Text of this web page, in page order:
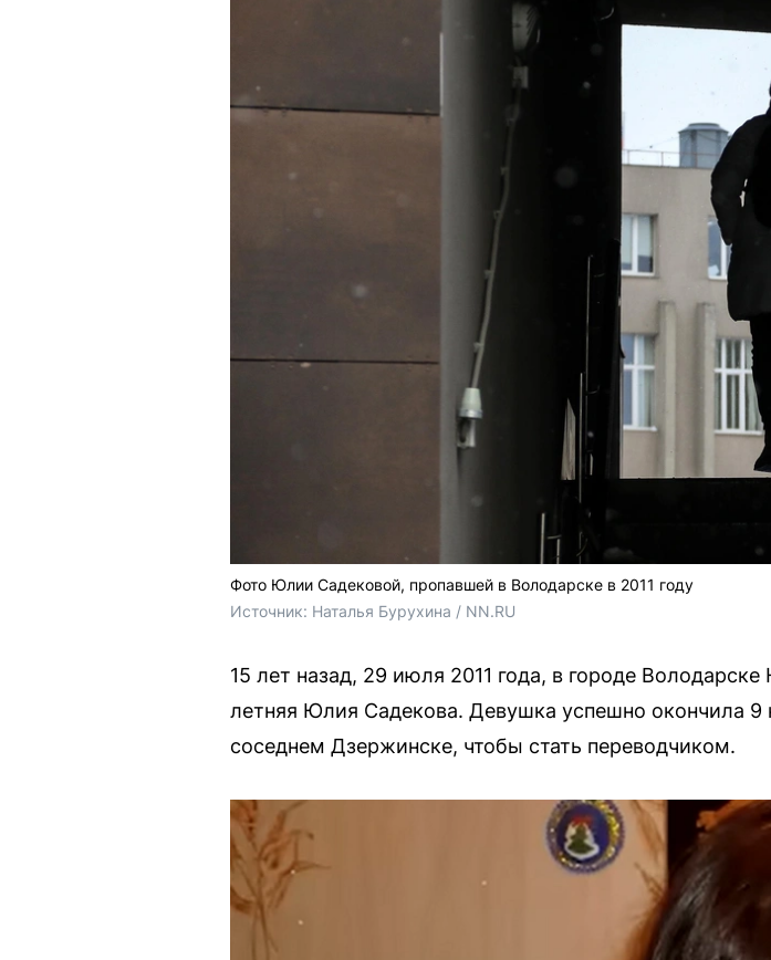
Фото Юлии Садековой, пропавшей в Володарске в 2011 году
Источник: Наталья Бурухина / NN.RU
15 лет назад, 29 июля 2011 года, в городе
летняя Юлия Садекова. Девушка успешно окончила 9
соседнем Дзержинске, чтобы стать переводчиком.